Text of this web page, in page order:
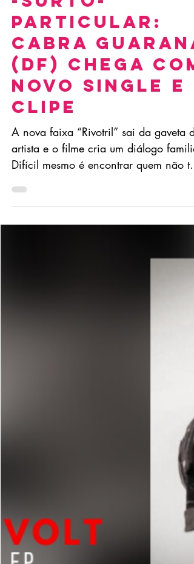
Em
cena/Festinha
-surto-
particular:
Cabra Guaraná
(DF) chega com
novo single e
clipe
A nova faixa “Rivotril” sai da gaveta do